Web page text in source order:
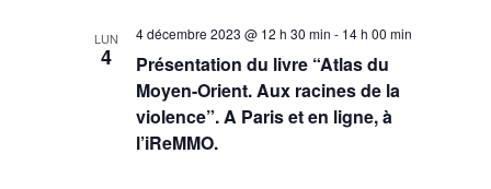
LUN
4
Présentation du livre “Atlas du
Moyen-Orient. Aux racines de la
violence”. A Paris et en ligne, à
l’iReMMO.
4 décembre 2023 @ 12 h 30 min - 14 h 00 min